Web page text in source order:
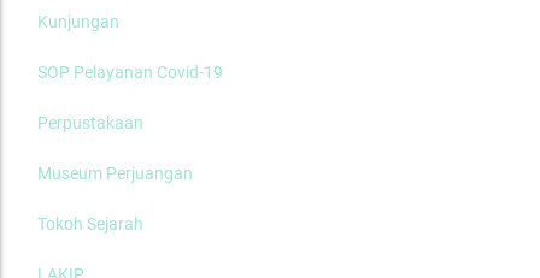
Kunjungan
SOP Pelayanan Covid-19
Perpustakaan
Museum Perjuangan
Tokoh Sejarah
LAKIP